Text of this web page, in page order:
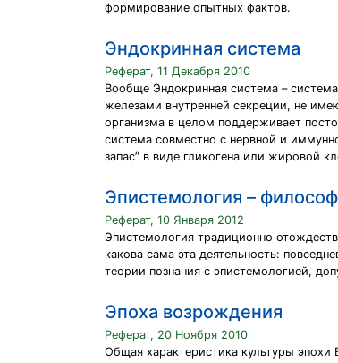
формирование опытных фактов.
Эндокринная система
Реферат, 11 Декабря 2010
Вообще Эндокринная система –
железами внутренней секреции, не
организма в целом поддерживает
система совместно с нервной и
запас” в виде гликогена или жировой
Эпистемология –
Реферат, 10 Января 2012
Эпистемология традиционно
какова сама эта деятельность:
теории познания с эпистемологией,
Эпоха возрождения
Реферат, 20 Ноября 2010
Общая характеристика культуры